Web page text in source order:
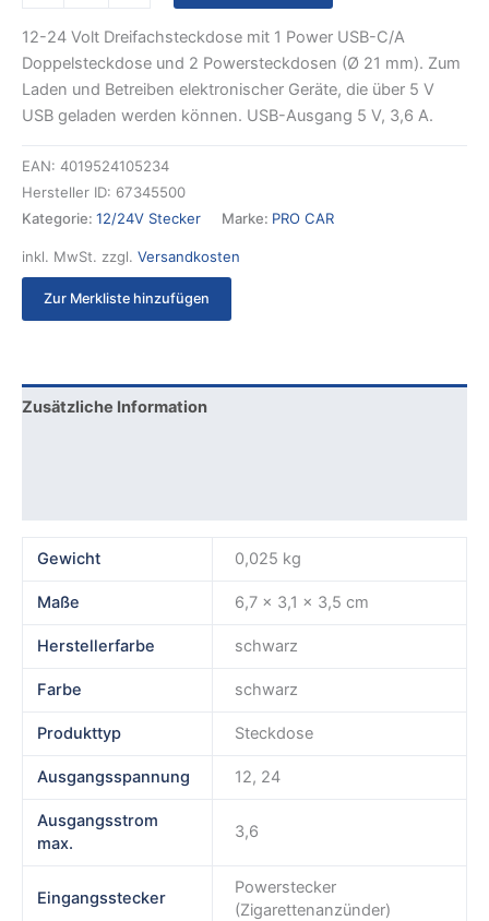
12-24 Volt Dreifachsteckdose mit 1 Power USB-C/A
Doppelsteckdose und 2 Powersteckdosen (Ø 21 mm). Zum
Laden und Betreiben elektronischer Geräte, die über 5 V
USB geladen werden können. USB-Ausgang 5 V, 3,6 A.
EAN: 4019524105234
Hersteller ID: 67345500
Kategorie: 12/24V Stecker Marke: PRO CAR
inkl. MwSt. zzgl. Versandkosten
Zur Merkliste hinzufügen
Zusätzliche Information
Gewicht 0,025 kg
Maße 6,7 × 3,1 × 3,5 cm
Herstellerfarbe schwarz
Farbe schwarz
Produkttyp Steckdose
Ausgangsspannung 12, 24
Ausgangsstrom
max.
3,6
Eingangsstecker
Powerstecker
(Zigarettenanzünder)